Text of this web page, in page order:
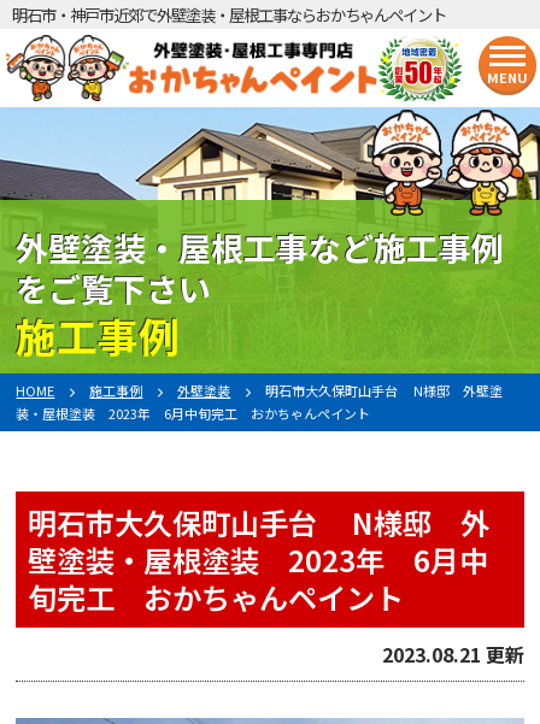
明石市・神戸市近郊で外壁塗装・屋根工事ならおかちゃんペイント
MENU
外壁塗装・屋根工事など施工事例
をご覧下さい
施工事例
HOME 施工事例 外壁塗装
明石市大久保町山手台 N様邸 外壁塗
装・屋根塗装 2023年 6月中旬完工 おかちゃんペイント
明石市大久保町山手台 N様邸 外
壁塗装・屋根塗装 2023年 6月中
旬完工 おかちゃんペイント
2023.08.21 更新